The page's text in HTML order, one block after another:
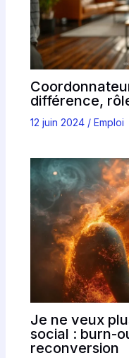
différence,
12 juin 2024 / Emploi
Je ne veux
social : burn-
reconversion